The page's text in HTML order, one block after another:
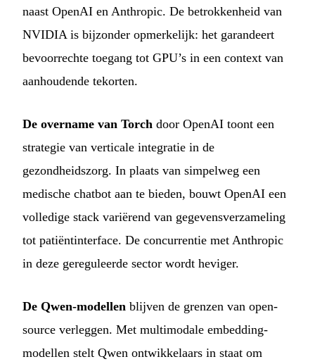
naast OpenAI en Anthropic. De betrokkenheid van
NVIDIA is bijzonder opmerkelijk: het garandeert
bevoorrechte toegang tot GPU’s in een context van
aanhoudende tekorten.
De overname van Torch door OpenAI toont een
strategie van verticale integratie in de
gezondheidszorg. In plaats van simpelweg een
medische chatbot aan te bieden, bouwt OpenAI een
volledige stack variërend van gegevensverzameling
tot patiëntinterface. De concurrentie met Anthropic
in deze gereguleerde sector wordt heviger.
De Qwen-modellen blijven de grenzen van open-
source verleggen. Met multimodale embedding-
modellen stelt Qwen ontwikkelaars in staat om